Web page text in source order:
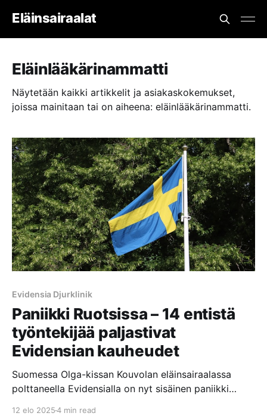
Eläinsairaalat
Eläinlääkärinammatti
Näytetään kaikki artikkelit ja asiakaskokemukset,
joissa mainitaan tai on aiheena: eläinlääkärinammatti.
Evidensia Djurklinik
Paniikki Ruotsissa – 14 entistä
työntekijää paljastivat
Evidensian kauheudet
Suomessa Olga-kissan Kouvolan eläinsairaalassa
polttaneella Evidensialla on nyt sisäinen paniikki
12 elo 20254 min read